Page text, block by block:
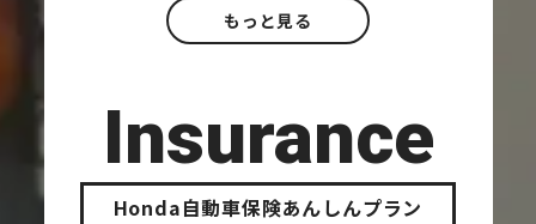
もっと見る
Insurance
Honda自動車保険あんしんプラン